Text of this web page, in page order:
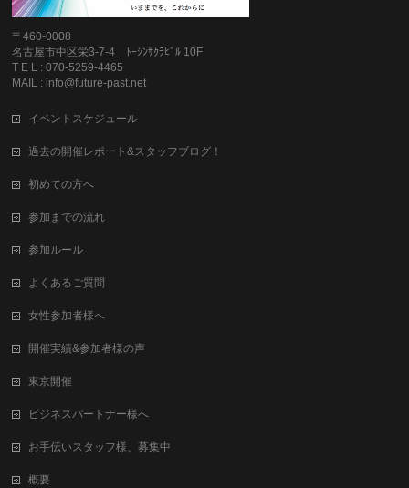
〒460-0008
名古屋市中区栄3-7-4 ﾄｰｼﾝｻｸﾗﾋﾞﾙ 10F
T E L : 070-5259-4465
MAIL : info@future-past.net
イベントスケジュール
過去の開催レポート&スタッフブログ！
初めての方へ
参加までの流れ
参加ルール
よくあるご質問
女性参加者様へ
開催実績&参加者様の声
東京開催
ビジネスパートナー様へ
お手伝いスタッフ様、募集中
概要